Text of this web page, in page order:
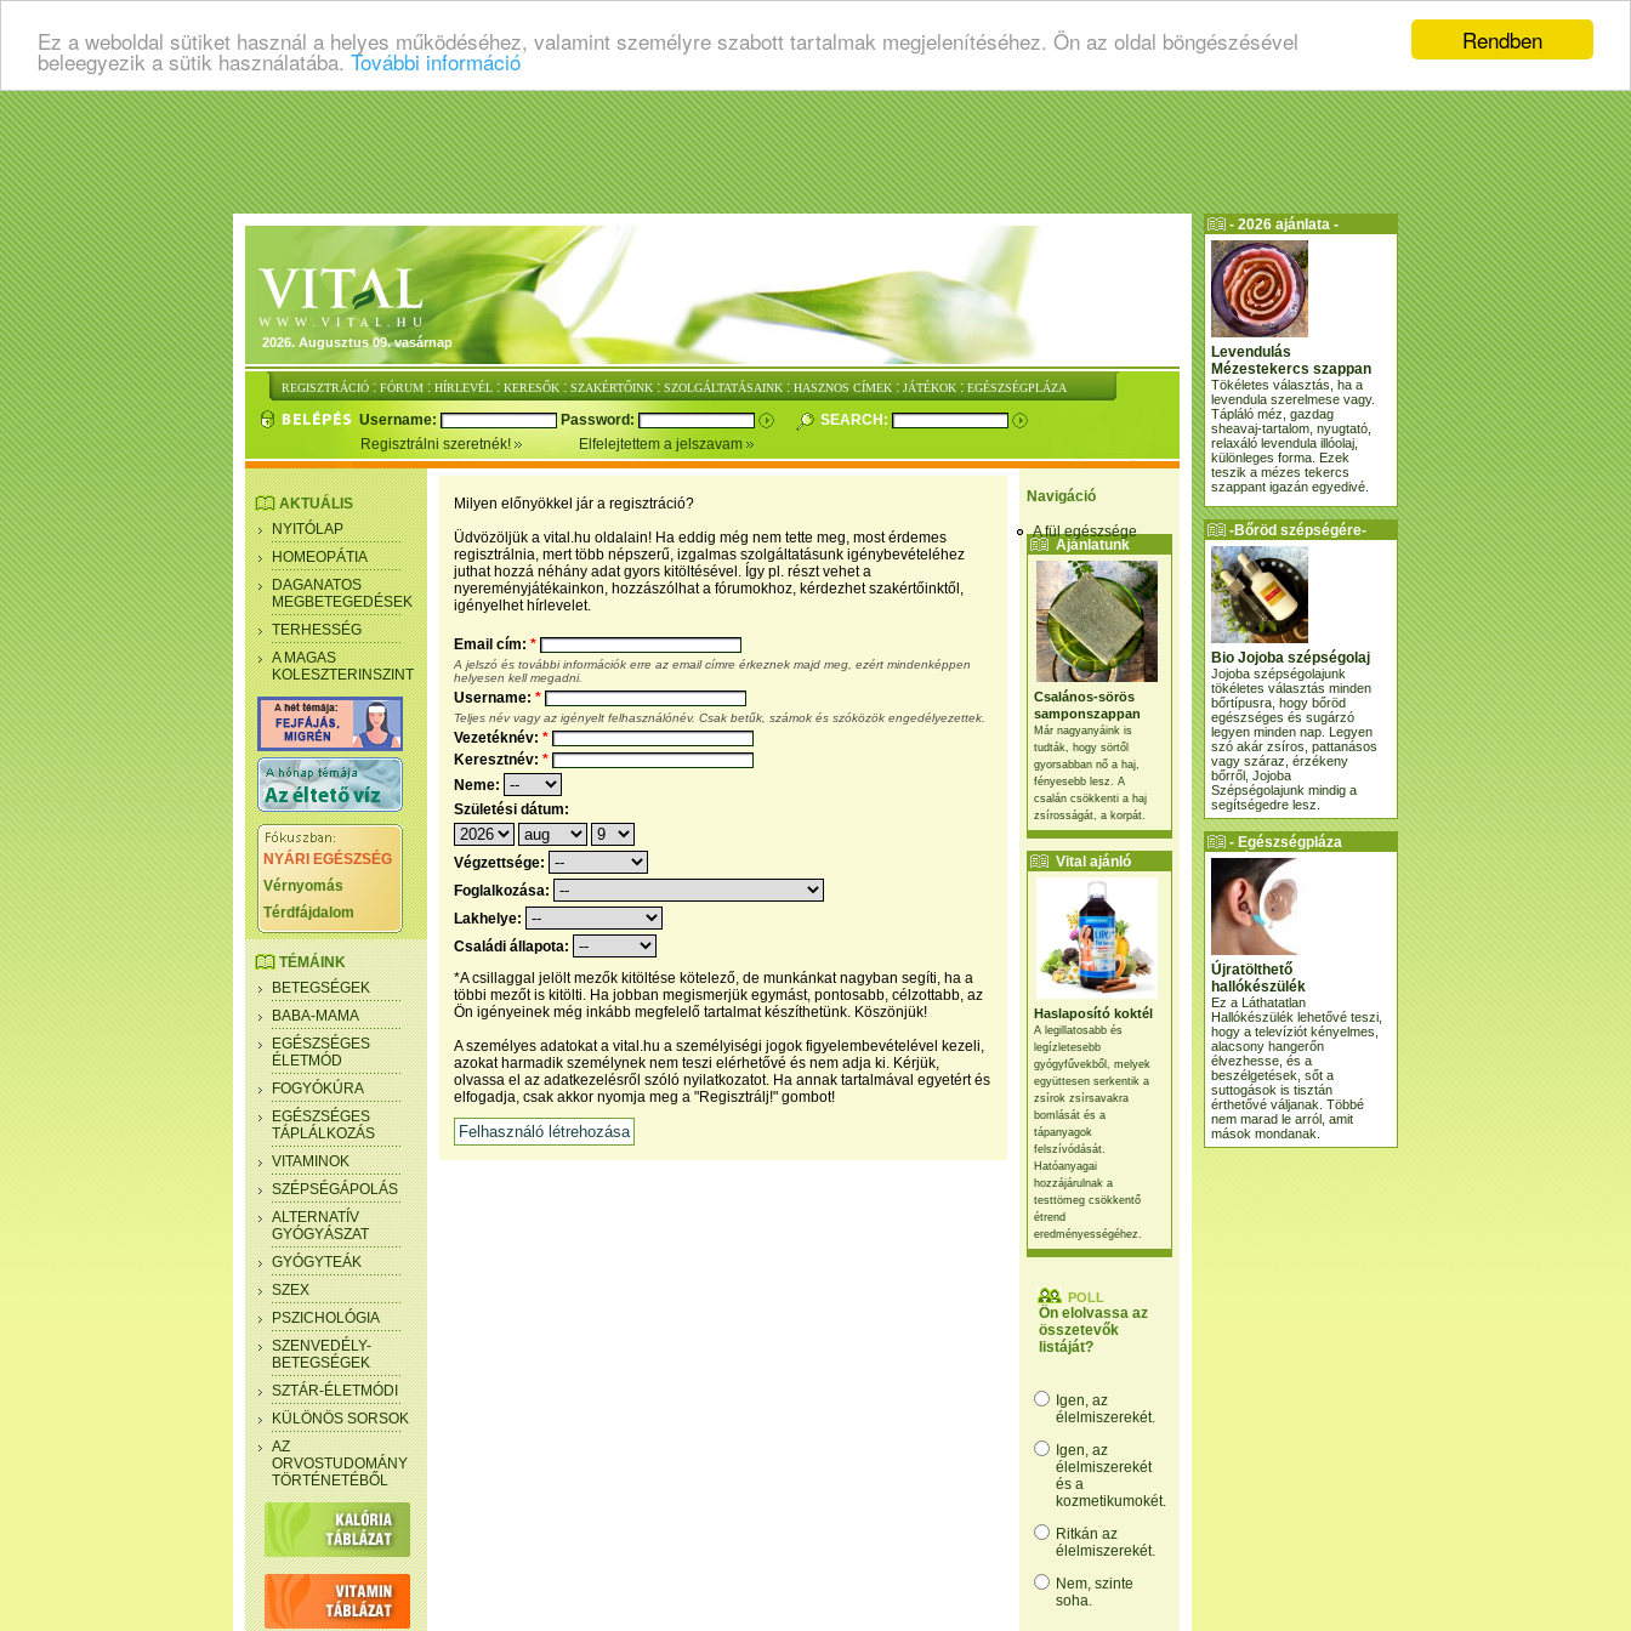
Rendben
Ez a weboldal sütiket használ a helyes működéséhez, valamint személyre szabott tartalmak megjelenítéséhez. Ön az oldal böngészésével
beleegyezik a sütik használatába. További információ
2026. Augusztus 09. vasárnap
REGISZTRÁCIÓ : FÓRUM : HÍRLEVÉL : KERESŐK : SZAKÉRTŐINK : SZOLGÁLTATÁSAINK : HASZNOS CÍMEK : JÁTÉKOK : EGÉSZSÉGPLÁZA
Username: Password:
SEARCH:
Regisztrálni szeretnék!
Elfelejtettem a jelszavam
Navigáció
A fül egészsége
Ajánlatunk
Csalános-sörös
samponszappan
Már nagyanyáink is
tudták, hogy sörtől
gyorsabban nő a haj,
fényesebb lesz. A
csalán csökkenti a haj
zsírosságát, a korpát.
Vital ajánló
Haslaposító koktél
A legillatosabb és
legízletesebb
gyógyfűvekből, melyek
együttesen serkentik a
zsírok zsírsavakra
bomlását és a
tápanyagok
felszívódását.
Hatóanyagai
hozzájárulnak a
testtömeg csökkentő
étrend
eredményességéhez.
POLL
Ön elolvassa az
összetevők
listáját?
Igen, az
élelmiszerekét.
Igen, az
élelmiszerekét
és a
kozmetikumokét.
Ritkán az
élelmiszerekét.
Nem, szinte
soha.
AKTUÁLIS
NYITÓLAP
HOMEOPÁTIA
DAGANATOS
MEGBETEGEDÉSEK
TERHESSÉG
A MAGAS
KOLESZTERINSZINT
NYÁRI EGÉSZSÉG
Vérnyomás
Térdfájdalom
TÉMÁINK
BETEGSÉGEK
BABA-MAMA
EGÉSZSÉGES
ÉLETMÓD
FOGYÓKÚRA
EGÉSZSÉGES
TÁPLÁLKOZÁS
VITAMINOK
SZÉPSÉGÁPOLÁS
ALTERNATÍV
GYÓGYÁSZAT
GYÓGYTEÁK
SZEX
PSZICHOLÓGIA
SZENVEDÉLY-
BETEGSÉGEK
SZTÁR-ÉLETMÓDI
KÜLÖNÖS SORSOK
AZ
ORVOSTUDOMÁNY
TÖRTÉNETÉBŐL
Milyen előnyökkel jár a regisztráció?
Üdvözöljük a vital.hu oldalain! Ha eddig még nem tette meg, most érdemes
regisztrálnia, mert több népszerű, izgalmas szolgáltatásunk igénybevételéhez
juthat hozzá néhány adat gyors kitöltésével. Így pl. részt vehet a
nyereményjátékainkon, hozzászólhat a fórumokhoz, kérdezhet szakértőinktől,
igényelhet hírlevelet.
Email cím: *
A jelszó és további információk erre az email címre érkeznek majd meg, ezért mindenképpen
helyesen kell megadni.
Username: *
Teljes név vagy az igényelt felhasználónév. Csak betűk, számok és szóközök engedélyezettek.
Vezetéknév: *
Keresztnév: *
Neme:
Születési dátum:
Végzettsége:
Foglalkozása:
Lakhelye:
Családi állapota:
*A csillaggal jelölt mezők kitöltése kötelező, de munkánkat nagyban segíti, ha a
többi mezőt is kitölti. Ha jobban megismerjük egymást, pontosabb, célzottabb, az
Ön igényeinek még inkább megfelelő tartalmat készíthetünk. Köszönjük!
A személyes adatokat a vital.hu a személyiségi jogok figyelembevételével kezeli,
azokat harmadik személynek nem teszi elérhetővé és nem adja ki. Kérjük,
olvassa el az adatkezelésről szóló nyilatkozatot. Ha annak tartalmával egyetért és
elfogadja, csak akkor nyomja meg a "Regisztrálj!" gombot!
- 2026 ajánlata -
Levendulás
Mézestekercs szappan
Tökéletes választás, ha a
levendula szerelmese vagy.
Tápláló méz, gazdag
sheavaj-tartalom, nyugtató,
relaxáló levendula illóolaj,
különleges forma. Ezek
teszik a mézes tekercs
szappant igazán egyedivé.
-Bőröd szépségére-
Bio Jojoba szépségolaj
Jojoba szépségolajunk
tökéletes választás minden
bőrtípusra, hogy bőröd
egészséges és sugárzó
legyen minden nap. Legyen
szó akár zsíros, pattanásos
vagy száraz, érzékeny
bőrről, Jojoba
Szépségolajunk mindig a
segítségedre lesz.
- Egészségpláza
ajánlatunk -
Újratölthető
hallókészülék
Ez a Láthatatlan
Hallókészülék lehetővé teszi,
hogy a televíziót kényelmes,
alacsony hangerőn
élvezhesse, és a
beszélgetések, sőt a
suttogások is tisztán
érthetővé váljanak. Többé
nem marad le arról, amit
mások mondanak.